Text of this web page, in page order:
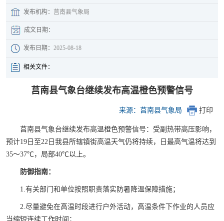
发布机构： 莒南县气象局
成文日期：
发布日期： 2025-08-18
相关文件：
莒南县气象台继续发布高温橙色预警信号
来源：莒南县气象局 打印
莒南县气象台继续发布高温橙色预警信号：受副热带高压影响，
预计19日至22日我县所辖镇街高温天气仍将持续，日最高气温将达到
35～37℃，局部40℃以上。
防御指南：
1.有关部门和单位按照职责落实防暑降温保障措施；
2.尽量避免在高温时段进行户外活动，高温条件下作业的人员应
当缩短连续工作时间；